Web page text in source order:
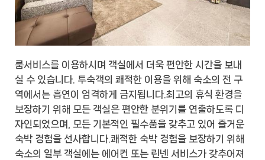
룸서비스를 이용하시며 객실에서 더욱 편안한 시간을 보내
실 수 있습니다. 투숙객의 쾌적한 이용을 위해 숙소의 전 구
역에서는 흡연이 엄격하게 금지됩니다.최고의 휴식 환경을
보장하기 위해 모든 객실은 편안한 분위기를 연출하도록 디
자인되었으며, 모든 기본적인 필수품을 갖추고 있어 즐거운
숙박 경험을 선사합니다.쾌적한 숙박 경험을 보장하기 위해
숙소의 일부 객실에는 에어컨 또는 린넨 서비스가 갖추어져